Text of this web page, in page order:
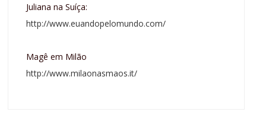
Juliana na Suíça:
http://www.euandopelomundo.com/
Magê em Milão
http://www.milaonasmaos.it/